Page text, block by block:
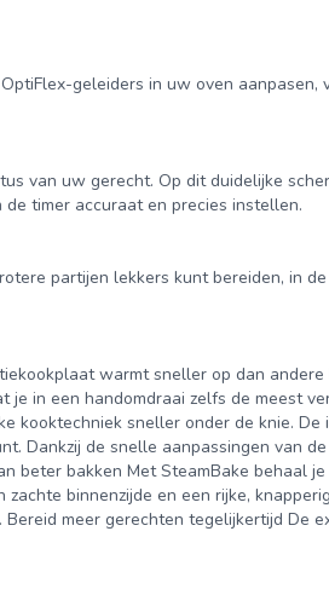
geleiders in uw oven aanpasen,
van uw gerecht. Op dit duidelijke
timer accuraat en precies instellen.
partijen lekkers kunt bereiden, in
warmt sneller op dan
in een handomdraai zelfs de meest
kooktechniek sneller onder de knie.
Dankzij de snelle aanpassingen van
beter bakken Met SteamBake behaal
binnenzijde en een rijke,
meer gerechten tegelijkertijd De